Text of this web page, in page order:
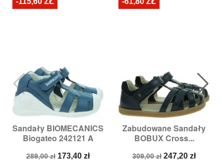
Sandały BIOMECANICS
Biogateo 242121 A
Cena
289,00 zł Cena
173,40 zł
Zabudowane Sandały
BOBUX Cross...
Cena
309,00 zł Cena
247,20 zł